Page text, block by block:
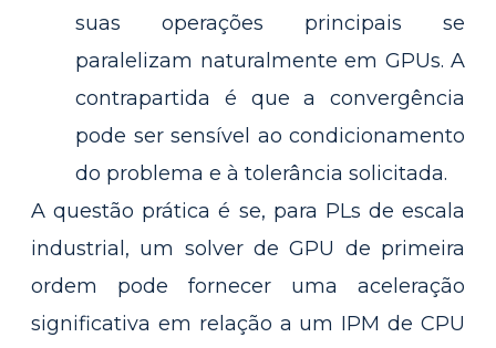
suas operações principais se
paralelizam naturalmente em GPUs. A
contrapartida é que a convergência
pode ser sensível ao condicionamento
do problema e à tolerância solicitada.
A questão prática é se, para PLs de escala
industrial, um solver de GPU de primeira
ordem pode fornecer uma aceleração
significativa em relação a um IPM de CPU